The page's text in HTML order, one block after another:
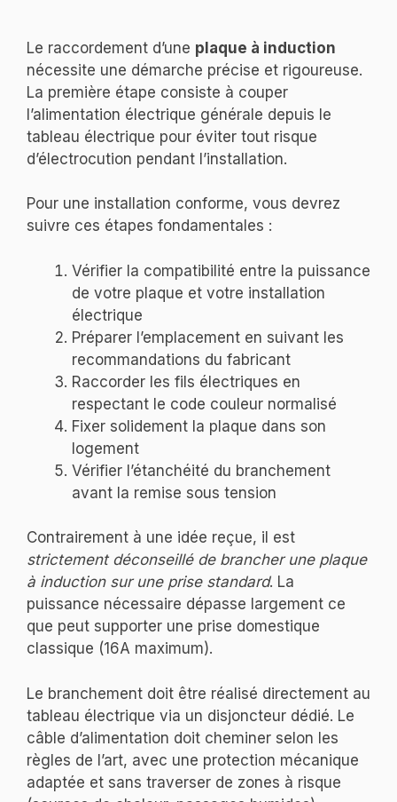
Le raccordement d’une plaque à induction
nécessite une démarche précise et rigoureuse.
La première étape consiste à couper
l’alimentation électrique générale depuis le
tableau électrique pour éviter tout risque
d’électrocution pendant l’installation.
Pour une installation conforme, vous devrez
suivre ces étapes fondamentales :
Vérifier la compatibilité entre la puissance
de votre plaque et votre installation
électrique
Préparer l’emplacement en suivant les
recommandations du fabricant
Raccorder les fils électriques en
respectant le code couleur normalisé
Fixer solidement la plaque dans son
logement
Vérifier l’étanchéité du branchement
avant la remise sous tension
Contrairement à une idée reçue, il est
strictement déconseillé de brancher une plaque
à induction sur une prise standard. La
puissance nécessaire dépasse largement ce
que peut supporter une prise domestique
classique (16A maximum).
Le branchement doit être réalisé directement au
tableau électrique via un disjoncteur dédié. Le
câble d’alimentation doit cheminer selon les
règles de l’art, avec une protection mécanique
adaptée et sans traverser de zones à risque